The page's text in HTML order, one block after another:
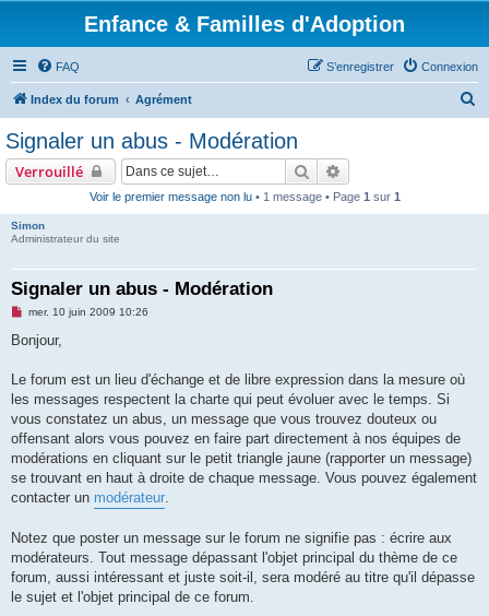
Enfance & Familles d'Adoption
FAQ Connexion
S’enregistrer
Index du forum Agrément
Signaler un abus - Modération
Verrouillé Rechercher
Voir le premier message non lu• 1 message • Page 1 sur 1
Simon
Administrateur du site
Signaler un abus - Modération
M
s
g
n
o
l
u
mer. 10 juin 2009 10:26
Bonjour,
Le forum est un lieu d'échange et de libre expression dans la mesure où
les messages respectent la charte qui peut évoluer avec le temps. Si
vous constatez un abus, un message que vous trouvez douteux ou
offensant alors vous pouvez en faire part directement à nos équipes de
modérations en cliquant sur le petit triangle jaune (rapporter un message)
se trouvant en haut à droite de chaque message. Vous pouvez également
contacter un modérateur.
Notez que poster un message sur le forum ne signifie pas : écrire aux
modérateurs. Tout message dépassant l'objet principal du thème de ce
forum, aussi intéressant et juste soit-il, sera modéré au titre qu'il dépasse
le sujet et l'objet principal de ce forum.